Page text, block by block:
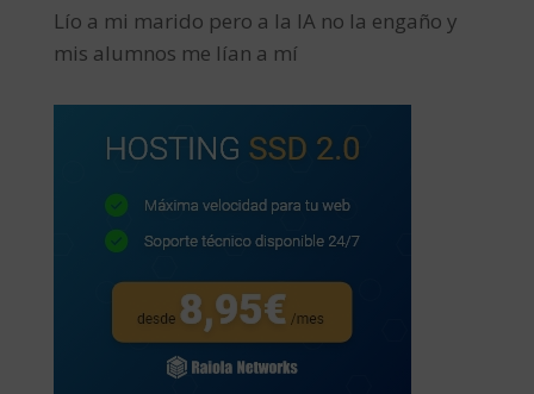
Lío a mi marido pero a la IA no la engaño y
mis alumnos me lían a mí